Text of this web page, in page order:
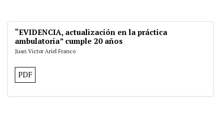
“EVIDENCIA, actualización en la práctica
ambulatoria” cumple 20 años
Juan Victor Ariel Franco
PDF